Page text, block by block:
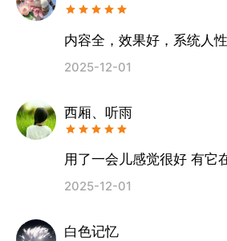
内容全，效果好，系统人性
2025-12-01
西厢、听雨
用了一会儿感觉很好 有它
2025-12-01
白色记忆